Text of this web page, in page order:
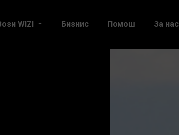
WIZI Бизнис Помош За нас